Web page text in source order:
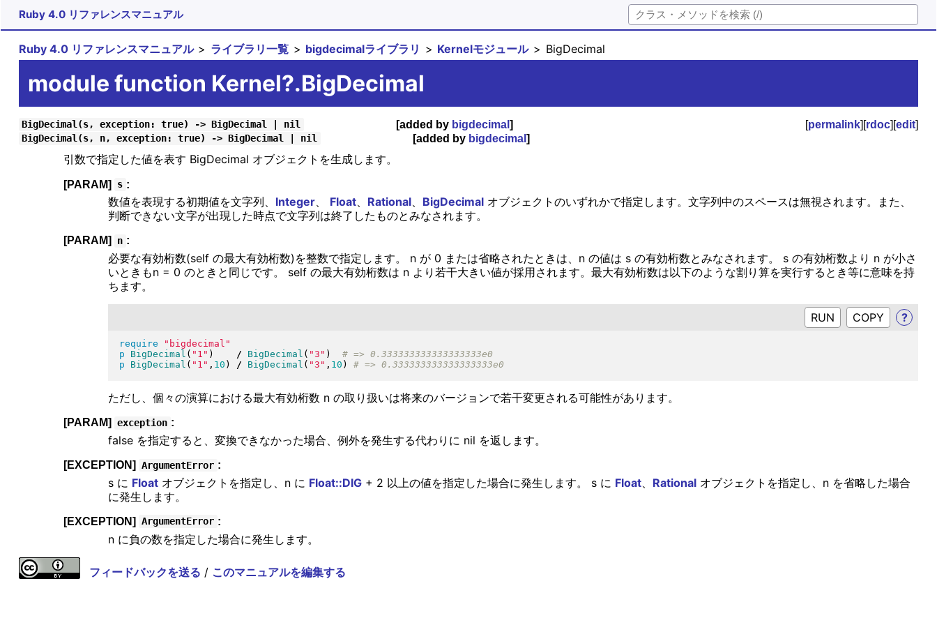
Ruby 4.0 リファレンスマニュアル
Ruby 4.0 リファレンスマニュアル ライブラリ一覧 bigdecimalライブラリ Kernelモジュール BigDecimal
module function Kernel?.BigDecimal
BigDecimal(s, exception: true) -> BigDecimal | nil [permalink][rdoc][edit]
[added by bigdecimal ]
BigDecimal(s, n, exception: true) -> BigDecimal | nil [added by bigdecimal ]
引数で指定した値を表す BigDecimal オブジェクトを生成します。
[PARAM] s :
数値を表現する初期値を文字列、 Integer、 Float、 Rational、 BigDecimalオブジェクトのいずれかで指定します。文字列中のスペースは無視されます。また、
判断できない文字が出現した時点で文字列は終了したものとみなされます。
[PARAM] n :
必要な有効桁数(self の最大有効桁数)を整数で指定します。 n が 0 または省略されたときは、n の値は s の有効桁数とみなされます。 s の有効桁数より n が小さ
いときもn = 0 のときと同じです。 self の最大有効桁数は n より若干大きい値が採用されます。最大有効桁数は以下のような割り算を実行するとき等に意味を持
ちます。
RUN ?
require " bigdecimal "
p
BigDecimal ( " 1 " ) / BigDecimal ( "3 " )
p
BigDecimal ( " 1 " , 10 ) / BigDecimal ( "3 " , 10 )
ただし、個々の演算における最大有効桁数 n の取り扱いは将来のバージョンで若干変更される可能性があります。
[PARAM] exception :
false を指定すると、変換できなかった場合、例外を発生する代わりに nil を返します。
[EXCEPTION] ArgumentError :
s に Floatオブジェクトを指定し、n に Float::DIG+ 2 以上の値を指定した場合に発生します。 s に Float、 Rationalオブジェクトを指定し、n を省略した場合
に発生します。
[EXCEPTION] ArgumentError :
n に負の数を指定した場合に発生します。
フィードバックを送る / このマニュアルを編集する